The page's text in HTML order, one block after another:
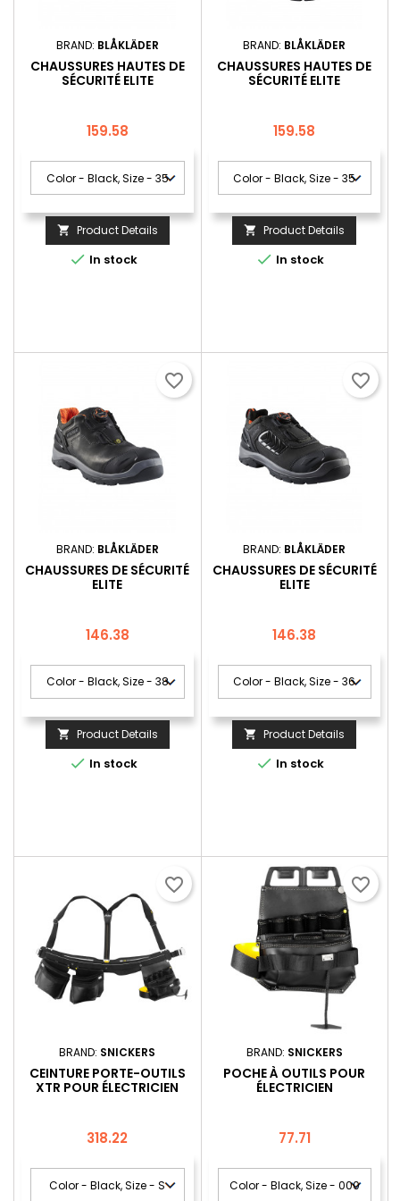
BRAND: BLÅKLÄDER
CHAUSSURES HAUTES DE
SÉCURITÉ ELITE
Price
159.58
 Product Details
 In stock
BRAND: BLÅKLÄDER
CHAUSSURES HAUTES DE
SÉCURITÉ ELITE
Price
159.58
 Product Details
 In stock
BRAND: BLÅKLÄDER
CHAUSSURES DE SÉCURITÉ
ELITE
Price
146.38
 Product Details
 In stock
favorite_border
BRAND: BLÅKLÄDER
CHAUSSURES DE SÉCURITÉ
ELITE
Price
146.38
 Product Details
 In stock
favorite_border
BRAND: SNICKERS
CEINTURE PORTE-OUTILS
XTR POUR ÉLECTRICIEN
Price
318.22
favorite_border
BRAND: SNICKERS
POCHE À OUTILS POUR
ÉLECTRICIEN
Price
77.71
favorite_border